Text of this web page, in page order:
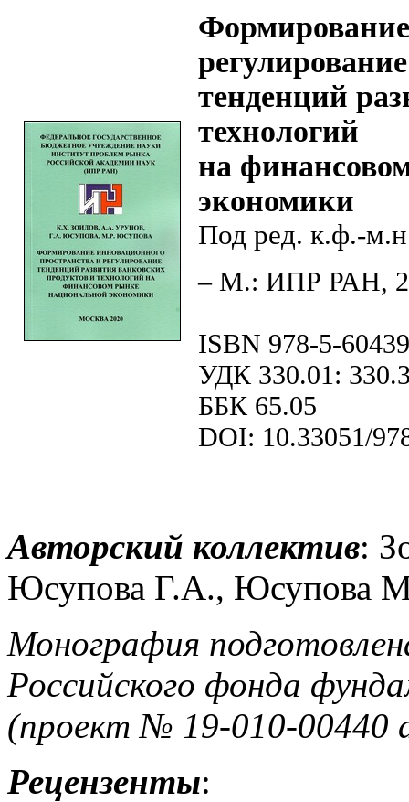
регулирование
тенденций
технологий
на
экономики
Под ред. к.ф.-
– М.: ИПР РАН,
ISBN 978-5-
УДК 330.01:
ББК 65.05
DOI: 10.33051/
Авторский коллектив:
Юсупова Г.А., Юсупова
Монография
Российского фонда
(проект № 19-010-00440
Рецензенты: